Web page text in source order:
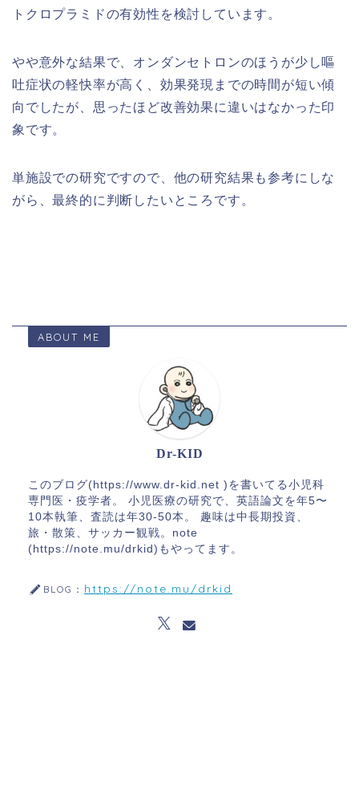
トクロプラミドの有効性を検討しています。
やや意外な結果で、オンダンセトロンのほうが少し嘔
吐症状の軽快率が高く、効果発現までの時間が短い傾
向でしたが、思ったほど改善効果に違いはなかった印
象です。
単施設での研究ですので、他の研究結果も参考にしな
がら、最終的に判断したいところです。
ABOUT ME
Dr-KID
このブログ(https://www.dr-kid.net )を書いてる小児科
専門医・疫学者。 小児医療の研究で、英語論文を年5〜
10本執筆、査読は年30-50本。 趣味は中長期投資、
旅・散策、サッカー観戦。note
(https://note.mu/drkid)もやってます。
BLOG： https://note.mu/drkid